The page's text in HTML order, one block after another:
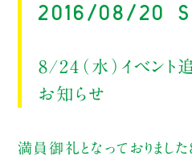
2016/08/20
8/24（水）イベント
お知らせ
満員御礼となっておりました